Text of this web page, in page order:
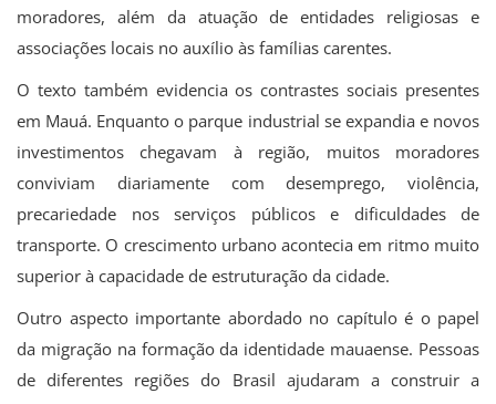
moradores, além da atuação de entidades religiosas e
associações locais no auxílio às famílias carentes.
O texto também evidencia os contrastes sociais presentes
em Mauá. Enquanto o parque industrial se expandia e novos
investimentos chegavam à região, muitos moradores
conviviam diariamente com desemprego, violência,
precariedade nos serviços públicos e dificuldades de
transporte. O crescimento urbano acontecia em ritmo muito
superior à capacidade de estruturação da cidade.
Outro aspecto importante abordado no capítulo é o papel
da migração na formação da identidade mauaense. Pessoas
de diferentes regiões do Brasil ajudaram a construir a